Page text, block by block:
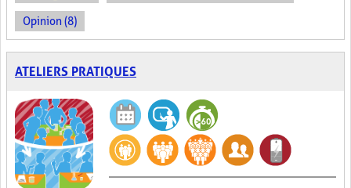
Opinion (8)
ATELIERS PRATIQUES